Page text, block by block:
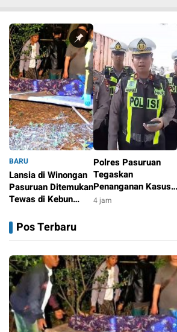
BARU
Lansia di Winongan
Pasuruan Ditemukan
Tewas di Kebun
Tim Inafis Selidiki
Dugaan
Polres Pasuruan
Tegaskan
Penanganan Kasus
Laka Lantas 2017
4 jam
Pos Terbaru